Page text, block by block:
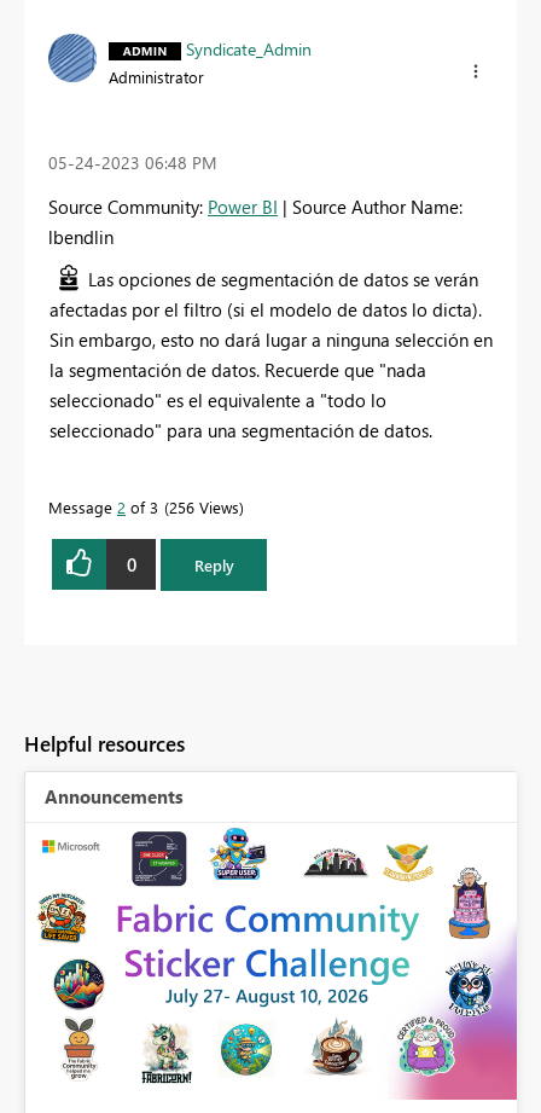
Syndicate_Admin
Administrator
‎05-24-2023 06:48 PM
Source Community: Power BI | Source Author Name:
lbendlin
Las opciones de segmentación de datos se verán
afectadas por el filtro (si el modelo de datos lo dicta).
Sin embargo, esto no dará lugar a ninguna selección en
la segmentación de datos. Recuerde que "nada
seleccionado" es el equivalente a "todo lo
seleccionado" para una segmentación de datos.
Message 2 of 3 256 Views
0 Reply
Helpful resources
Announcements